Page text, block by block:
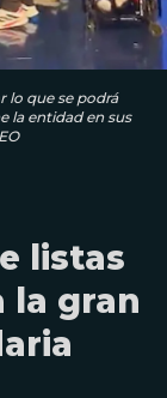
lo que se podrá
la entidad en sus
listas
la gran